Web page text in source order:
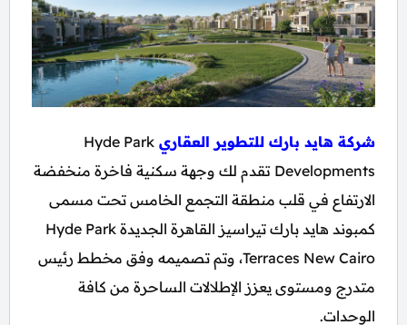
شركة هايد بارك للتطوير العقاري Hyde Park
Developments تقدم لك وجهة سكنية فاخرة منخفضة
الارتفاع في قلب منطقة التجمع الخامس تحت مسمى
كمبوند هايد بارك تيراسيز القاهرة الجديدة Hyde Park
Terraces New Cairo، وتم تصميمه وفق مخطط رئيس
متدرج ومستوى يعزز الإطلالات الساحرة من كافة
الوحدات.